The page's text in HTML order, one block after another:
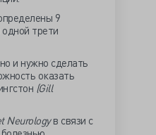
9
трети
и нужно сделать
оказать
(Gill
Neurologyв связи с